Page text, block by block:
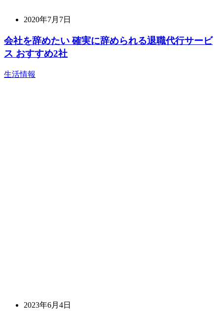
2020年7月7日
会社を辞めたい 確実に辞められる退職代行サービ
ス おすすめ2社
生活情報
2023年6月4日